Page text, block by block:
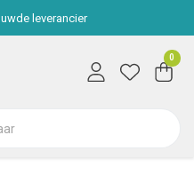
leverancier
0